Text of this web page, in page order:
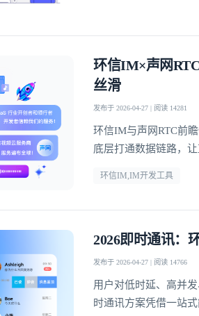
环信IM×声网
丝滑
发布于 2026-04-27 | 阅读 14281
环信IM与声网RTC前
底层打通数据链路，
环信IM,IM开发工具
2026即时通讯：
发布于 2026-04-27 | 阅读 14766
用户对低时延、高并
时通讯方案凭借一站